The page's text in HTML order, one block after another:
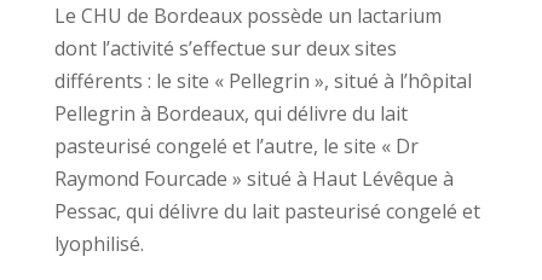
Le CHU de Bordeaux possède un lactarium
dont l’activité s’effectue sur deux sites
différents : le site « Pellegrin », situé à l’hôpital
Pellegrin à Bordeaux, qui délivre du lait
pasteurisé congelé et l’autre, le site « Dr
Raymond Fourcade » situé à Haut Lévêque à
Pessac, qui délivre du lait pasteurisé congelé et
lyophilisé.